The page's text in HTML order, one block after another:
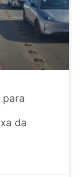
para
da